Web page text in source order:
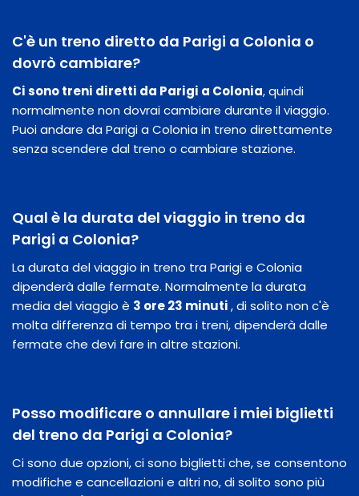
C'è un treno diretto da Parigi a Colonia o
dovrò cambiare?
Ci sono treni diretti da Parigi a Colonia, quindi
normalmente non dovrai cambiare durante il viaggio.
Puoi andare da Parigi a Colonia in treno direttamente
senza scendere dal treno o cambiare stazione.
Qual è la durata del viaggio in treno da
Parigi a Colonia?
La durata del viaggio in treno tra Parigi e Colonia
dipenderà dalle fermate. Normalmente la durata
media del viaggio è 3 ore 23 minuti, di solito non c'è
molta differenza di tempo tra i treni, dipenderà dalle
fermate che devi fare in altre stazioni.
Posso modificare o annullare i miei biglietti
del treno da Parigi a Colonia?
Ci sono due opzioni, ci sono biglietti che, se consentono
modifiche e cancellazioni e altri no, di solito sono più